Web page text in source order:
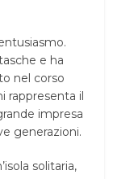
e ha
nel corso
rappresenta il
impresa
generazioni.
solitaria,